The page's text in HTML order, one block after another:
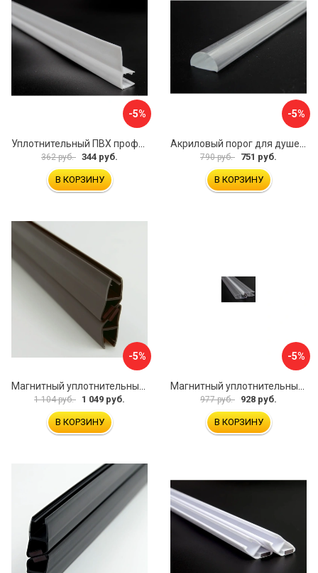
-5%
362 руб. 344 руб.
В КОРЗИНУ
-5%
790 руб. 751 руб.
В КОРЗИНУ
-5%
1 104 руб. 1 049 руб.
В КОРЗИНУ
-5%
977 руб. 928 руб.
В КОРЗИНУ